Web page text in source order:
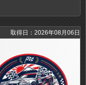
取得日：2026年08月06日